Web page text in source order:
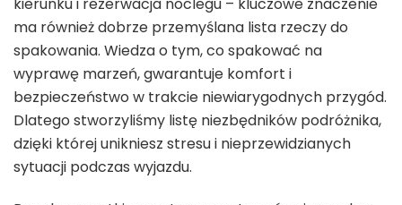
ma również dobrze przemyślana lista rzeczy do
spakowania. Wiedza o tym, co spakować na
wyprawę marzeń, gwarantuje komfort i
bezpieczeństwo w trakcie niewiarygodnych przygód.
Dlatego stworzyliśmy listę niezbędników podróżnika,
dzięki której unikniesz stresu i nieprzewidzianych
sytuacji podczas wyjazdu.